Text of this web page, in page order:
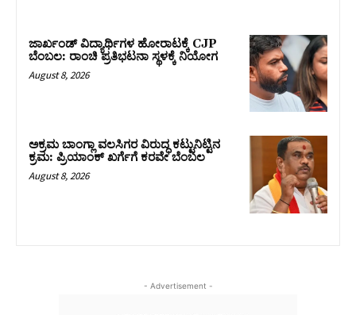
ಜಾರ್ಖಂಡ್‌ ವಿದ್ಯಾರ್ಥಿಗಳ ಹೋರಾಟಕ್ಕೆ CJP
ಬೆಂಬಲ: ರಾಂಚಿ ಪ್ರತಿಭಟನಾ ಸ್ಥಳಕ್ಕೆ ನಿಯೋಗ
August 8, 2026
ಅಕ್ರಮ ಬಾಂಗ್ಲಾ ವಲಸಿಗರ ವಿರುದ್ಧ ಕಟ್ಟುನಿಟ್ಟಿನ
ಕ್ರಮ: ಪ್ರಿಯಾಂಕ್ ಖರ್ಗೆಗೆ ಕರವೇ ಬೆಂಬಲ
August 8, 2026
- Advertisement -